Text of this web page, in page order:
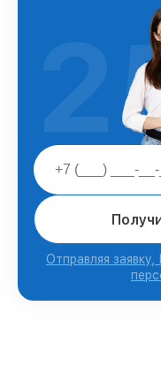
Отправляя